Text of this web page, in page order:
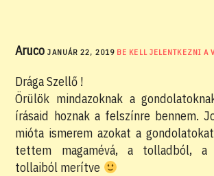
ArucoJANUÁR 22, 2019 BE KELL JELENTKEZNI A
Drága Szellő !
Örülök mindazoknak a
írásaid hoznak a felszínre bennem.
mióta ismerem azokat a
tettem magamévá, a tolladból, a
tollaiból merítve